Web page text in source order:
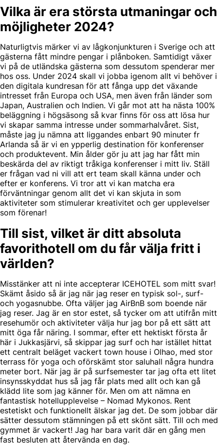
Vilka är era största utmaningar och
möjligheter 2024?
Naturligtvis märker vi av lågkonjunkturen i Sverige och att
gästerna fått mindre pengar i plånboken. Samtidigt växer
vi på de utländska gästerna som dessutom spenderar mer
hos oss. Under 2024 skall vi jobba igenom allt vi behöver i
den digitala kundresan för att fånga upp det växande
intresset från Europa och USA, men även från länder som
Japan, Australien och Indien. Vi går mot att ha nästa 100%
beläggning i högsäsong så kvar finns för oss att lösa hur
vi skapar samma intresse under sommarhalvåret. Sist,
måste jag ju nämna att liggandes enbart 90 minuter fr
Arlanda så är vi en ypperlig destination för konferenser
och produktevent. Min ålder gör ju att jag har fått min
beskärda del av riktigt tråkiga konferenser i mitt liv. Ställ
er frågan vad ni vill att ert team skall känna under och
efter er konferens. Vi tror att vi kan matcha era
förväntningar genom allt det vi kan skjuta in som
aktiviteter som stimulerar kreativitet och ger upplevelser
som förenar!
Till sist, vilket är ditt absoluta
favorithotell om du får välja fritt i
världen?
Misstänker att ni inte accepterar ICEHOTEL som mitt svar!
Skämt åsido så är jag när jag reser en typisk sol-, surf-
och yogasnubbe. Ofta väljer jag AirBnB som boende när
jag reser. Jag är en stor estet, så tycker om att utifrån mitt
resehumör och aktiviteter välja hur jag bor på ett sätt att
mitt öga får näring. I sommar, efter ett hektiskt första år
här i Jukkasjärvi, så skippar jag surf och har istället hittat
ett centralt beläget vackert town house i Olhao, med stor
terrass för yoga och oförskämt stor saluhall några hundra
meter bort. När jag är på surfsemester tar jag ofta ett litet
insynsskyddat hus så jag får plats med allt och kan gå
klädd lite som jag känner för. Men om att nämna en
fantastisk hotellupplevelse – Nomad Mykonos. Rent
estetiskt och funktionellt älskar jag det. De som jobbar där
sätter dessutom stämningen på ett skönt sätt. Till och med
gymmet är vackert! Jag har bara varit där en gång men
fast besluten att återvända en dag.